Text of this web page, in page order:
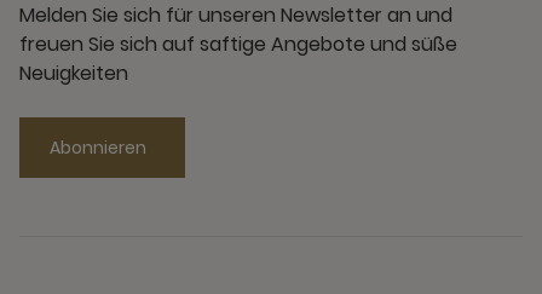
Melden Sie sich für unseren Newsletter an und
freuen Sie sich auf saftige Angebote und süße
Neuigkeiten
Abonnieren